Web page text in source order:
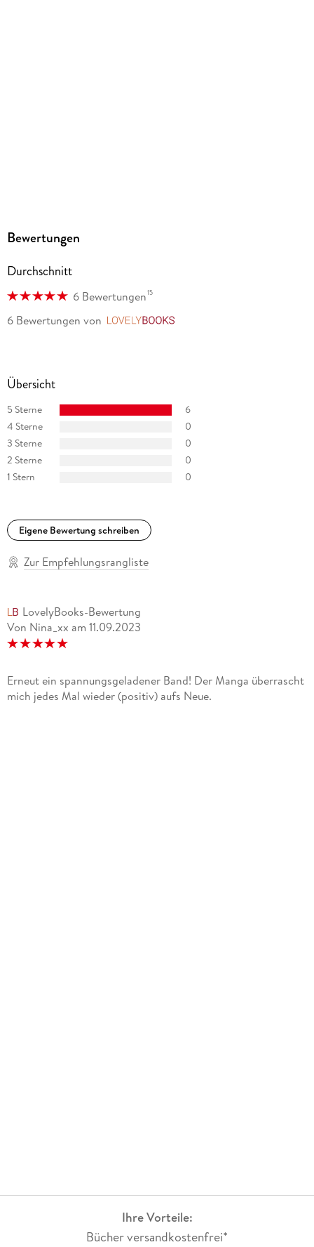
Bewertungen
Durchschnitt
6 Bewertungen15
6 Bewertungen von
Übersicht
5 Sterne
6
4 Sterne
0
3 Sterne
0
2 Sterne
0
1 Stern
0
Eigene Bewertung schreiben
Zur Empfehlungsrangliste
LovelyBooks-Bewertung
Von Nina_xx am 11.09.2023
Erneut ein spannungsgeladener Band! Der Manga überrascht
mich jedes Mal wieder (positiv) aufs Neue.
Ihre Vorteile:
Bücher versandkostenfrei*